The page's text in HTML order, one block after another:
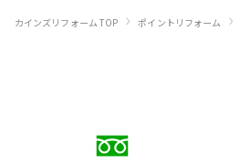
カインズリフォーム TOP › ポイントリフォーム ›